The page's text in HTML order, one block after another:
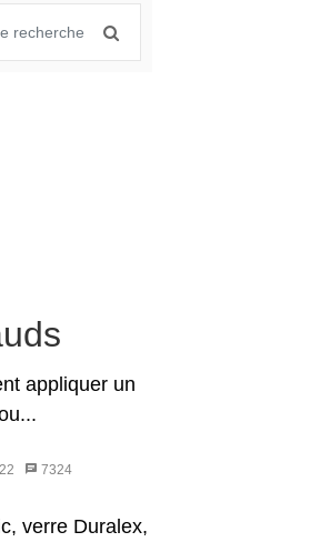
appliquer un
7324
verre Duralex,